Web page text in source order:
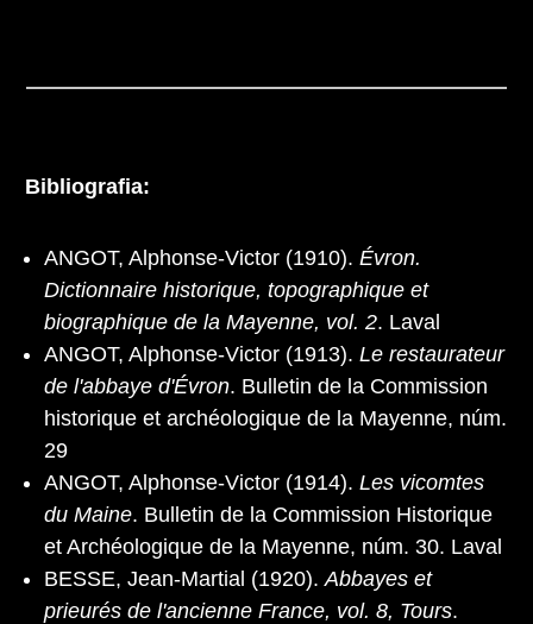
Bibliografia:
ANGOT, Alphonse-Victor (1910). Évron.
Dictionnaire historique, topographique et
biographique de la Mayenne, vol. 2. Laval
ANGOT, Alphonse-Victor (1913). Le restaurateur
de l'abbaye d'Évron. Bulletin de la Commission
historique et archéologique de la Mayenne, núm.
29
ANGOT, Alphonse-Victor (1914). Les vicomtes
du Maine. Bulletin de la Commission Historique
et Archéologique de la Mayenne, núm. 30. Laval
BESSE, Jean-Martial (1920). Abbayes et
prieurés de l'ancienne France, vol. 8, Tours.